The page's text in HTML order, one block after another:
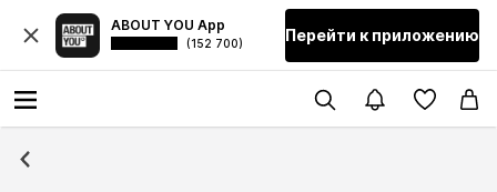
ABOUT YOU App
(152 700) Перейти к приложению